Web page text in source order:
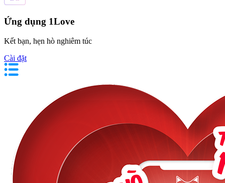
Ứng dụng 1Love
Kết bạn, hẹn hò nghiêm túc
Cài đặt